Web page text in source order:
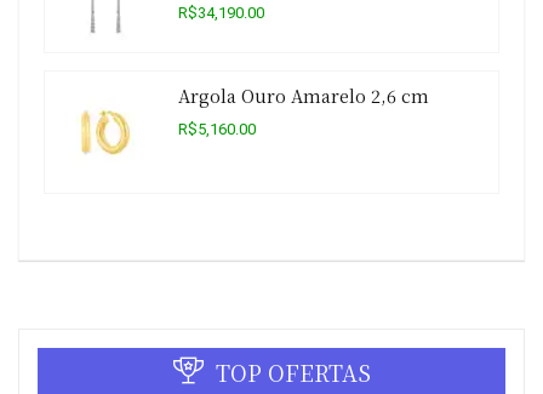
R$34,190.00
Argola Ouro Amarelo 2,6 cm
R$5,160.00
TOP OFERTAS